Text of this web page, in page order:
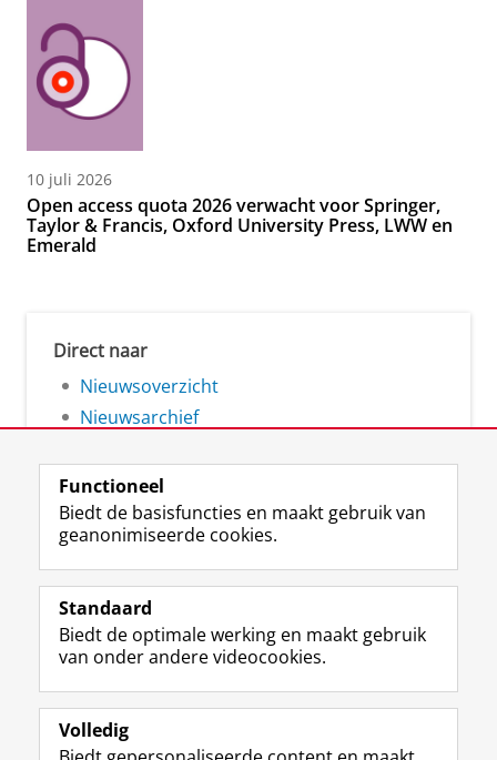
10 juli 2026
Open access quota 2026 verwacht voor Springer,
Taylor & Francis, Oxford University Press, LWW en
Emerald
Direct naar
Nieuwsoverzicht
Nieuwsarchief
Volg de RUG
F
a
e
b
o
p
L
i
k
e
I
-
R
S
-
f
e
R
I
n
t
r
m
Y
o
T
e
k
Studiekiezers
Alumni
Functioneel
Biedt de basisfuncties en maakt gebruik van
geanonimiseerde cookies.
Standaard
Biedt de optimale werking en maakt gebruik
van onder andere videocookies.
Volledig